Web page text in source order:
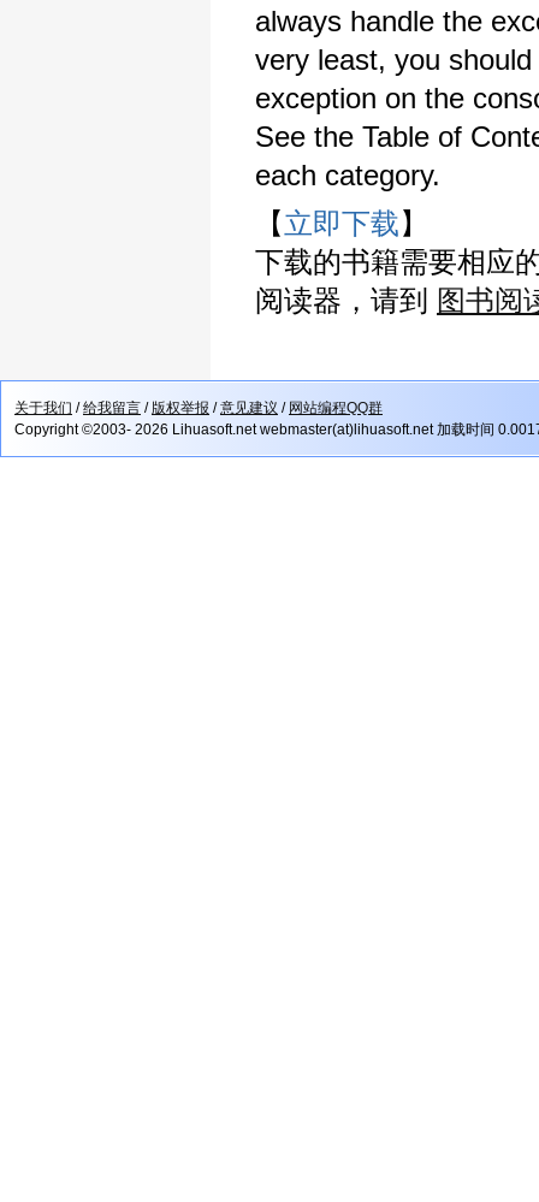
always handle the
very least, you
exception on the
See the Table of
each category.
【立即下载】
下载的书籍需要相应
阅读器，请到 图书阅
关于我们 /给我留言 /版权举报 /意见建议 / 网站编程QQ群
Copyright ©2003- 2026 Lihuasoft.net webmaster(at)lihuasoft.net 加载时间